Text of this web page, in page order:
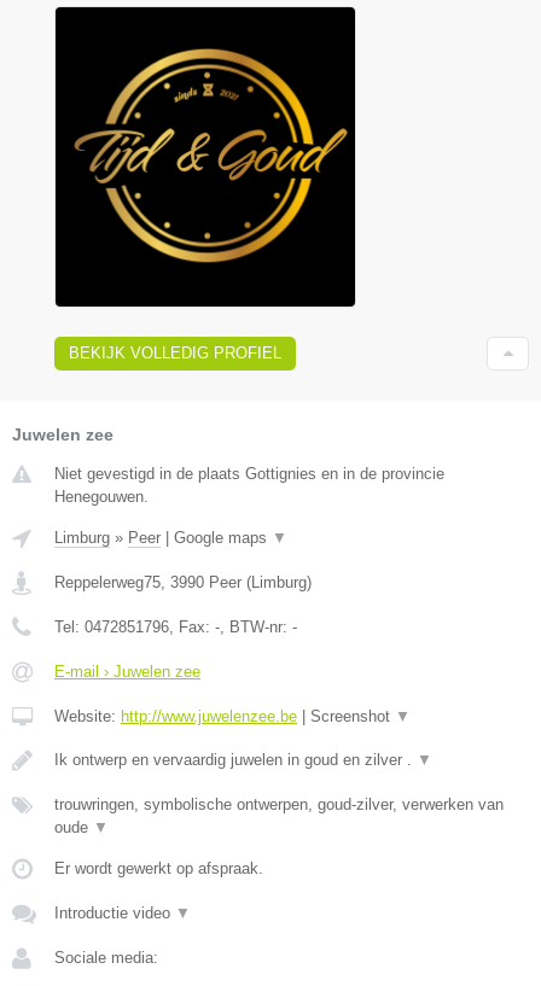
BEKIJK VOLLEDIG PROFIEL
Juwelen zee
Niet gevestigd in de plaats Gottignies en in de provincie
Henegouwen.
Limburg » Peer | Google maps ▼
Reppelerweg75 3990 Peer (Limburg)
Tel: 0472851796 , Fax: - , BTW-nr: -
E-mail › Juwelen zee
Website: http://www.juwelenzee.be | Screenshot ▼
Ik ontwerp en vervaardig juwelen in goud en zilver . ▼
trouwringen, symbolische ontwerpen, goud-zilver, verwerken van
oude ▼
Er wordt gewerkt op afspraak.
Introductie video ▼
Sociale media: